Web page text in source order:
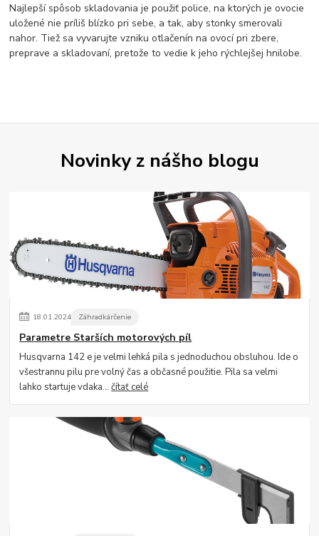
Najlepší spôsob skladovania je použiť police, na ktorých je ovocie
uložené nie príliš blízko pri sebe, a tak, aby stonky smerovali
nahor. Tiež sa vyvarujte vzniku otlačenín na ovocí pri zbere,
preprave a skladovaní, pretože to vedie k jeho rýchlejšej hnilobe.
Novinky z nášho blogu
18.01.2024 Záhradkárčenie
Parametre Starších motorových píl
Husqvarna 142 e je velmi lehká pila s jednoduchou obsluhou. Ide o
všestrannu pilu pre volný čas a občasné použitie. Pila sa velmi
lahko startuje vdaka...čítať celé